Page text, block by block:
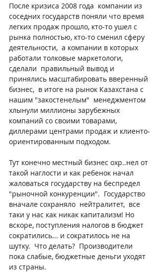
После кризиса 2008 года  компании из
соседних государств поняли что время
легких продаж прошло, кто-то ушел с
рынка полностью, кто-то сменил сферу
деятельности,  а компании в которых
работали толковые маркетологи,
сделали  правильный вывод и
принялись масштабировать вверенный
бизнес,  в итоге на рынок Казахстана с
нашим "закостенелым"  менеджментом
хлынули миллионы зарубежных
компаний со своими товарами,
диллерами центрами продаж и клиенто-
ориентированным подходом.
Тут конечно местный бизнес охр..нел от
такой наглости и как ребенок начал
жаловаться государству на беспредел
"рыночной конкуренции".  Государство
вначале сохраняло  нейтралитет,  все
таки у нас как никак капитализм! Но
вскоре, поступления налогов в бюджет
сократились... и сократилось не на
шутку.  Что делать?  Производители
пока слабые, бюджетные деньги уходят
из страны.